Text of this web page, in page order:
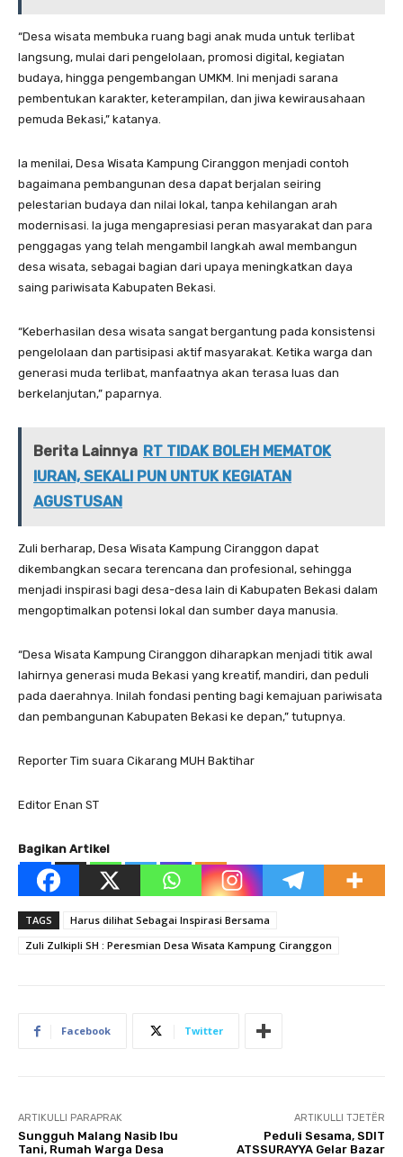
“Desa wisata membuka ruang bagi anak muda untuk terlibat
langsung, mulai dari pengelolaan, promosi digital, kegiatan
budaya, hingga pengembangan UMKM. Ini menjadi sarana
pembentukan karakter, keterampilan, dan jiwa kewirausahaan
pemuda Bekasi,” katanya.
Ia menilai, Desa Wisata Kampung Ciranggon menjadi contoh
bagaimana pembangunan desa dapat berjalan seiring
pelestarian budaya dan nilai lokal, tanpa kehilangan arah
modernisasi. Ia juga mengapresiasi peran masyarakat dan para
penggagas yang telah mengambil langkah awal membangun
desa wisata, sebagai bagian dari upaya meningkatkan daya
saing pariwisata Kabupaten Bekasi.
“Keberhasilan desa wisata sangat bergantung pada konsistensi
pengelolaan dan partisipasi aktif masyarakat. Ketika warga dan
generasi muda terlibat, manfaatnya akan terasa luas dan
berkelanjutan,” paparnya.
Berita Lainnya RT TIDAK BOLEH MEMATOK
IURAN, SEKALI PUN UNTUK KEGIATAN
AGUSTUSAN
Zuli berharap, Desa Wisata Kampung Ciranggon dapat
dikembangkan secara terencana dan profesional, sehingga
menjadi inspirasi bagi desa-desa lain di Kabupaten Bekasi dalam
mengoptimalkan potensi lokal dan sumber daya manusia.
“Desa Wisata Kampung Ciranggon diharapkan menjadi titik awal
lahirnya generasi muda Bekasi yang kreatif, mandiri, dan peduli
pada daerahnya. Inilah fondasi penting bagi kemajuan pariwisata
dan pembangunan Kabupaten Bekasi ke depan,” tutupnya.
Reporter Tim suara Cikarang MUH Baktihar
Editor Enan ST
Bagikan Artikel
TAGS
Harus dilihat Sebagai Inspirasi Bersama
Zuli Zulkipli SH : Peresmian Desa Wisata Kampung Ciranggon
Facebook Twitter
ARTIKULLI PARAPRAK
Sungguh Malang Nasib Ibu
Tani, Rumah Warga Desa
ARTIKULLI TJETËR
Peduli Sesama, SDIT
ATSSURAYYA Gelar Bazar